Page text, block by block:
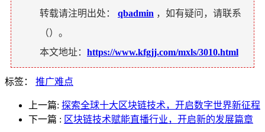
转载请注明出处： qbadmin ，如有疑问，请联系
（）。
本文地址： https://www.kfgjj.com/mxls/3010.html
标签： 推广难点
上一篇: 探索全球十大区块链技术，开启数字世界新征程
下一篇 : 区块链技术赋能直播行业，开启新的发展篇章